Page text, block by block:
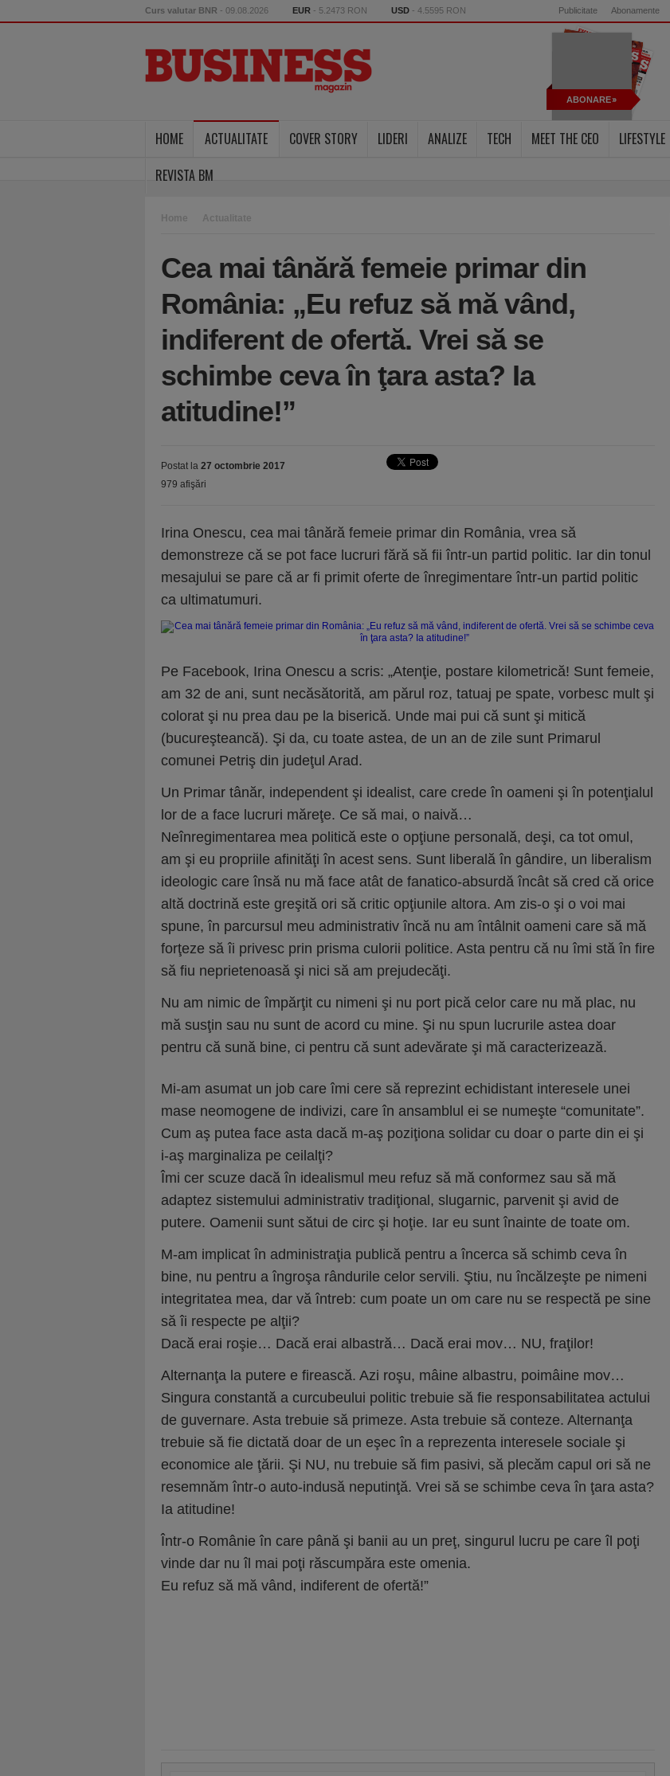
Curs valutar BNR - 09.08.2026 EUR - 5.2473 RON USD - 4.5595 RON Publicitate Abonamente
ABONARE
HOME ACTUALITATE COVER STORY LIDERI ANALIZE TECH MEET THE CEO LIFESTYLE
REVISTA BM
Home Actualitate
Cea mai tânără femeie primar din
România: „Eu refuz să mă vând,
indiferent de ofertă. Vrei să se
schimbe ceva în ţara asta? Ia
atitudine!”
Postat la 27 octombrie 2017
979 afişări
Irina Onescu, cea mai tânără femeie primar din România, vrea să
demonstreze că se pot face lucruri fără să fii într-un partid politic. Iar din tonul
mesajului se pare că ar fi primit oferte de înregimentare într-un partid politic
ca ultimatumuri.
Pe Facebook, Irina Onescu a scris: „Atenţie, postare kilometrică! Sunt femeie,
am 32 de ani, sunt necăsătorită, am părul roz, tatuaj pe spate, vorbesc mult şi
colorat şi nu prea dau pe la biserică. Unde mai pui că sunt şi mitică
(bucureşteancă). Şi da, cu toate astea, de un an de zile sunt Primarul
comunei Petriş din judeţul Arad.
Un Primar tânăr, independent şi idealist, care crede în oameni şi în potenţialul
lor de a face lucruri măreţe. Ce să mai, o naivă…
Neînregimentarea mea politică este o opţiune personală, deşi, ca tot omul,
am şi eu propriile afinităţi în acest sens. Sunt liberală în gândire, un liberalism
ideologic care însă nu mă face atât de fanatico-absurdă încât să cred că orice
altă doctrină este greşită ori să critic opţiunile altora. Am zis-o şi o voi mai
spune, în parcursul meu administrativ încă nu am întâlnit oameni care să mă
forţeze să îi privesc prin prisma culorii politice. Asta pentru că nu îmi stă în fire
să fiu neprietenoasă şi nici să am prejudecăţi.
Nu am nimic de împărţit cu nimeni şi nu port pică celor care nu mă plac, nu
mă susţin sau nu sunt de acord cu mine. Şi nu spun lucrurile astea doar
pentru că sună bine, ci pentru că sunt adevărate şi mă caracterizează.
Mi-am asumat un job care îmi cere să reprezint echidistant interesele unei
mase neomogene de indivizi, care în ansamblul ei se numeşte “comunitate”.
Cum aş putea face asta dacă m-aş poziţiona solidar cu doar o parte din ei şi
i-aş marginaliza pe ceilalţi?
Îmi cer scuze dacă în idealismul meu refuz să mă conformez sau să mă
adaptez sistemului administrativ tradiţional, slugarnic, parvenit şi avid de
putere. Oamenii sunt sătui de circ şi hoţie. Iar eu sunt înainte de toate om.
M-am implicat în administraţia publică pentru a încerca să schimb ceva în
bine, nu pentru a îngroşa rândurile celor servili. Ştiu, nu încălzeşte pe nimeni
integritatea mea, dar vă întreb: cum poate un om care nu se respectă pe sine
să îi respecte pe alţii?
Dacă erai roşie… Dacă erai albastră… Dacă erai mov… NU, fraţilor!
Alternanţa la putere e firească. Azi roşu, mâine albastru, poimâine mov…
Singura constantă a curcubeului politic trebuie să fie responsabilitatea actului
de guvernare. Asta trebuie să primeze. Asta trebuie să conteze. Alternanţa
trebuie să fie dictată doar de un eşec în a reprezenta interesele sociale şi
economice ale ţării. Şi NU, nu trebuie să fim pasivi, să plecăm capul ori să ne
resemnăm într-o auto-indusă neputinţă. Vrei să se schimbe ceva în ţara asta?
Ia atitudine!
Într-o Românie în care până şi banii au un preţ, singurul lucru pe care îl poţi
vinde dar nu îl mai poţi răscumpăra este omenia.
Eu refuz să mă vând, indiferent de ofertă!”